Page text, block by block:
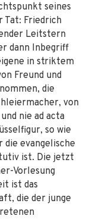
seines
Tat: Friedrich
Leitstern
dann Inbegriff
in striktem
Freund und
die
von
nie ad acta
so wie
evangelische
ist. Die jetzt
Vorlesung
ist das
die der junge